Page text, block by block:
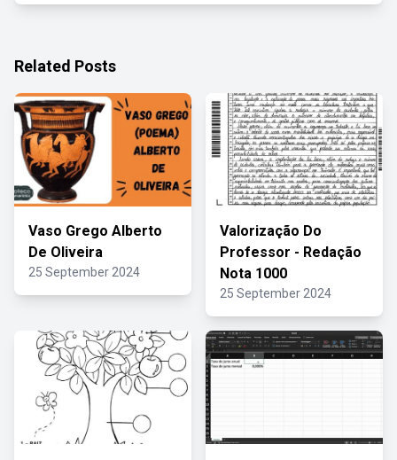
Related Posts
Vaso Grego Alberto
De Oliveira
25 September 2024
Valorização Do
Professor - Redação
Nota 1000
25 September 2024